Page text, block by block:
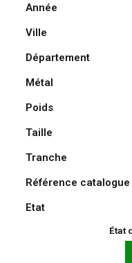
(66)
Fort
2006
Année
Ville
Département
Métal
Poids
Taille
Tranche
Référence catalogue
Etat
État